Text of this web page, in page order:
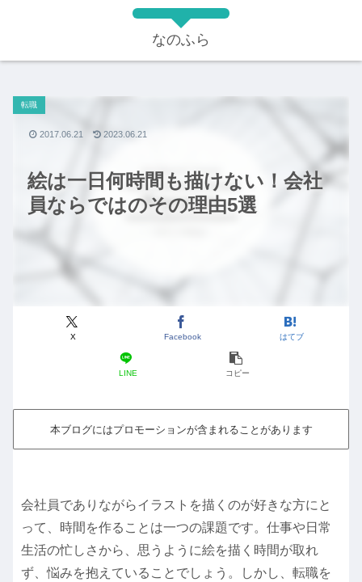
なのふら
絵は一日何時間も描けない！会社
員ならではのその理由5選
転職
X Facebook はてブ
LINE コピー
2017.06.21 2023.06.21
本ブログにはプロモーションが含まれることがあります
会社員でありながらイラストを描くのが好きな方にと
って、時間を作ることは一つの課題です。仕事や日常
生活の忙しさから、思うように絵を描く時間が取れ
ず、悩みを抱えていることでしょう。しかし、転職を